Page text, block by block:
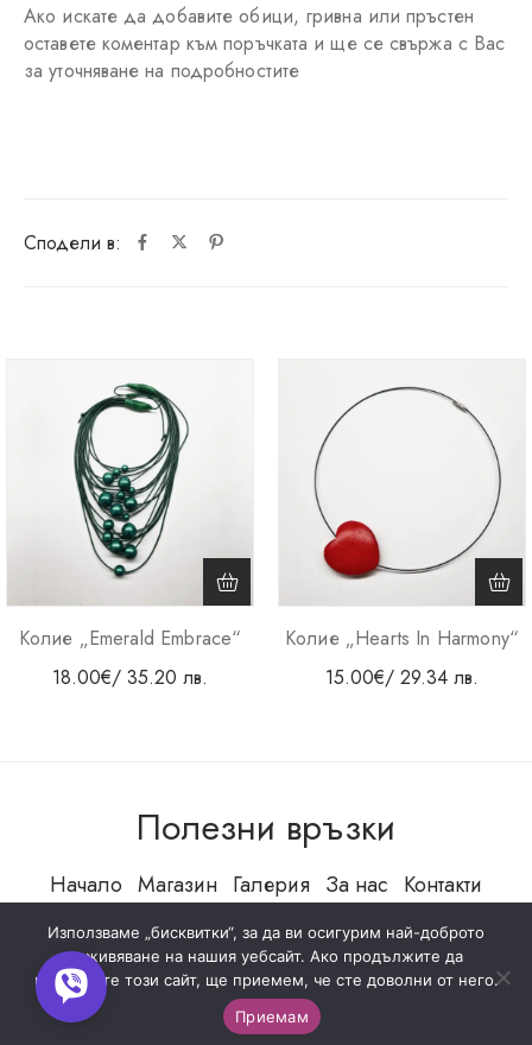
Ако искате да добавите обици, гривна или пръстен
оставете коментар към поръчката и ще се свържа с Вас
за уточняване на подробностите
Сподели в:
Колие „Emerald Embrace“
18.00€/ 35.20 лв.
Колие „Hearts In Harmony“
15.00€/ 29.34 лв.
Полезни връзки
Начало Магазин Галерия За нас Контакти
Всички права запазени
Използваме „бисквитки“, за да ви осигурим най-доброто
изживяване на нашия уебсайт. Ако продължите да
използвате този сайт, ще приемем, че сте доволни от него.
Приемам